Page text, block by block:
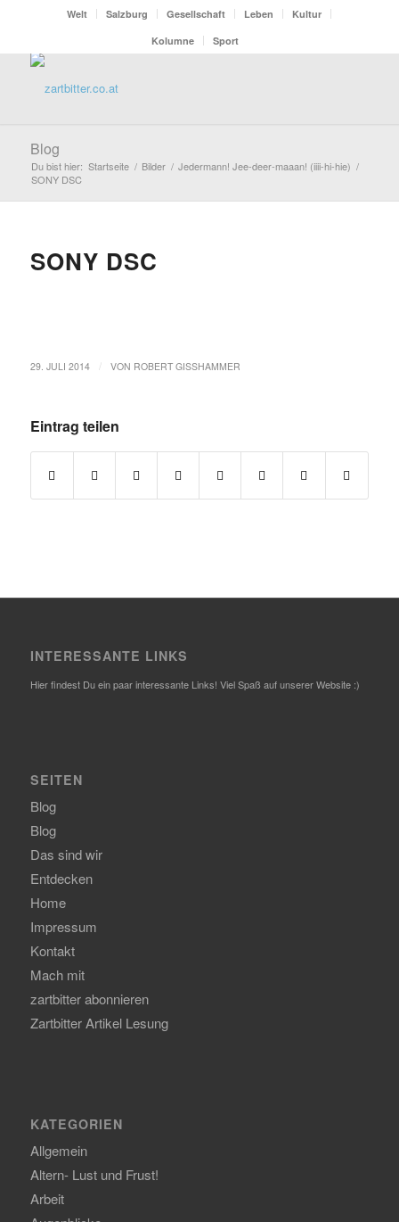
Welt Salzburg Gesellschaft Leben
Kultur
Kolumne
Sport
Blog
Du bist hier: Startseite / Bilder / Jedermann! Jee-deer-maaan! (iiii-hi-hie) /
SONY DSC
SONY DSC
29. JULI 2014 VON ROBERT GISSHAMMER
Eintrag teilen
INTERESSANTE LINKS
Hier findest Du ein paar interessante Links! Viel Spaß auf unserer Website :)
SEITEN
Blog
Blog
Das sind wir
Entdecken
Home
Impressum
Kontakt
Mach mit
zartbitter abonnieren
Zartbitter Artikel Lesung
KATEGORIEN
Allgemein
Altern- Lust und Frust!
Arbeit